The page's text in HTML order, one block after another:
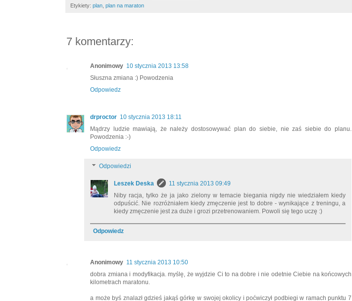
Etykiety: plan, plan na maraton
7 komentarzy:
Anonimowy 10 stycznia 2013 13:58
Słuszna zmiana :) Powodzenia
Odpowiedz
drproctor 10 stycznia 2013 18:11
Mądrzy ludzie mawiają, że należy dostosowywać plan do siebie, nie zaś siebie do planu.
Powodzenia :-)
Odpowiedz
Odpowiedzi
Leszek Deska
11 stycznia 2013 09:49
Niby racja, tylko że ja jako zielony w temacie biegania nigdy nie wiedziałem kiedy
odpuścić. Nie rozróżniałem kiedy zmęczenie jest to dobre - wynikające z treningu, a
kiedy zmęczenie jest za duże i grozi przetrenowaniem. Powoli się tego uczę :)
Odpowiedz
Anonimowy 11 stycznia 2013 10:50
dobra zmiana i modyfikacja. myślę, że wyjdzie Ci to na dobre i nie odetnie Ciebie na końcowych
kilometrach maratonu.
a może byś znalazł gdzieś jakąś górkę w swojej okolicy i poćwiczył podbiegi w ramach punktu 7